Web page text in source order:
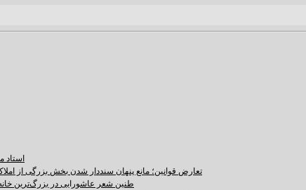
استاد
تعارض قوانین؛ مانع پنهان سنددار شدن بخش بزرگی از
طنین شعر عاشورایی در بزرگ‌ترین